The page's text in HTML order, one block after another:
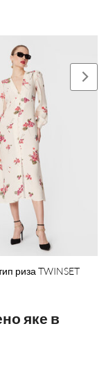
риза TWINSET
яке в